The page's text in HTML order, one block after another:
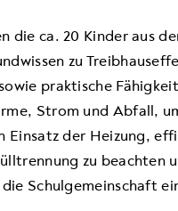
die ca. 20 Kinder aus
zu
praktische
Strom und Abfall,
Einsatz der Heizung,
zu beachten
Schulgemeinschaft